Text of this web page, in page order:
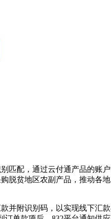
匹配，通过云付通产品的账
脱贫地区农副产品，推动各
并附识别码，以实现线下汇